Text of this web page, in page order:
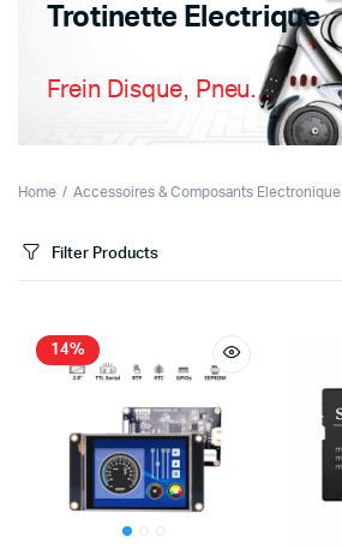
Trotinette Electrique
Frein Disque, Pneu...
Home Accessoires & Composants Electronique
Filter Products
14%